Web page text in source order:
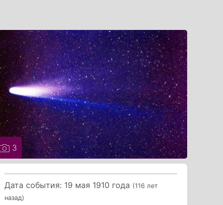
3
Дата события: 19 мая 1910 года (116 лет
назад)